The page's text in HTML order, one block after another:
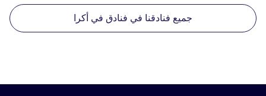
جميع فنادقنا في فنادق في أكرا